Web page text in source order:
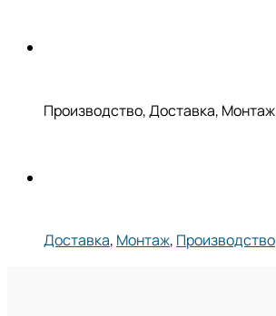
Производство, Доставка, Монтаж
Доставка, Монтаж, Производство